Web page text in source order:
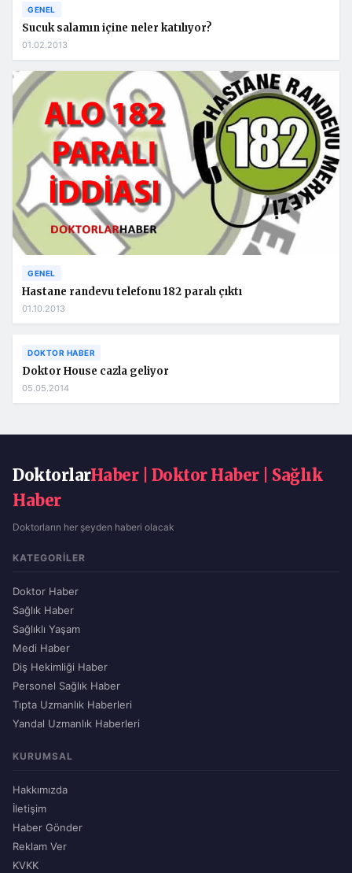
GENEL
Sucuk salamın içine neler katılıyor?
01.02.2013
GENEL
Hastane randevu telefonu 182 paralı çıktı
01.10.2013
DOKTOR HABER
Doktor House cazla geliyor
05.05.2014
DoktorlarHaber | Doktor Haber | Sağlık
Haber
Doktorların her şeyden haberi olacak
KATEGORILER
Doktor Haber
Sağlık Haber
Sağlıklı Yaşam
Medi Haber
Diş Hekimliği Haber
Personel Sağlık Haber
Tıpta Uzmanlık Haberleri
Yandal Uzmanlık Haberleri
KURUMSAL
Hakkımızda
İletişim
Haber Gönder
Reklam Ver
KVKK